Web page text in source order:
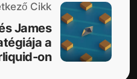
Cikk
James
a
on